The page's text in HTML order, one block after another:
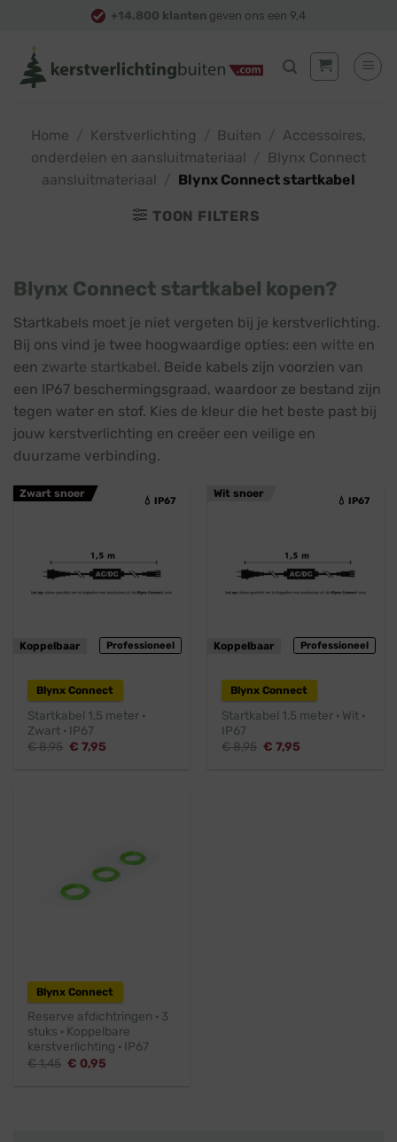
content
+14.800 klanten geven ons een 9,4
Home Kerstverlichting Buiten
Accessoires,
onderdelen en aansluitmateriaal
Blynx Connect
aansluitmateriaal
Blynx Connect startkabel
TOON FILTERS
Blynx Connect startkabel kopen?
Startkabels moet je niet vergeten bij je kerstverlichting.
Bij ons vind je twee hoogwaardige opties: een witte en
een zwarte startkabel . Beide kabels zijn voorzien van
een IP67 beschermingsgraad, waardoor ze bestand zijn
tegen water en stof. Kies de kleur die het beste past bij
jouw kerstverlichting en creëer een veilige en
duurzame verbinding.
💧 IP67
Professioneel
Zwart snoer
Koppelbaar
Blynx Connect
Startkabel 1,5 meter ·
Zwart · IP67
€8,95 Oorspronkelijke
€ 7,95
💧 IP67
Professioneel
Wit snoer
Koppelbaar
Blynx Connect
Startkabel 1,5 meter · Wit ·
IP67
€8,95 Oorspronkelijke
€ 7,95
Blynx Connect
Reserve afdichtringen · 3
stuks · Koppelbare
kerstverlichting · IP67
€1,45 Oorspronkelijke
€ 0,95